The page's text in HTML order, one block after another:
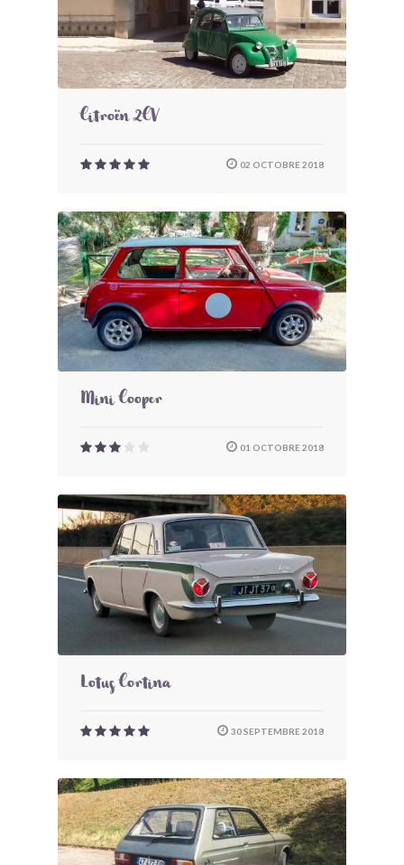
Citroën 2CV
02 OCTOBRE 2018
Mini Cooper
01 OCTOBRE 2018
Lotus Cortina
30 SEPTEMBRE 2018